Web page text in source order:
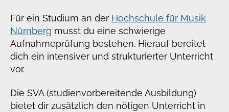
Für ein Studium an der Hochschule für Musik
Nürnberg musst du eine schwierige
Aufnahmeprüfung bestehen. Hierauf bereitet
dich ein intensiver und strukturierter Unterricht
vor.
Die SVA (studienvorbereitende Ausbildung)
bietet dir zusätzlich den nötigen Unterricht in